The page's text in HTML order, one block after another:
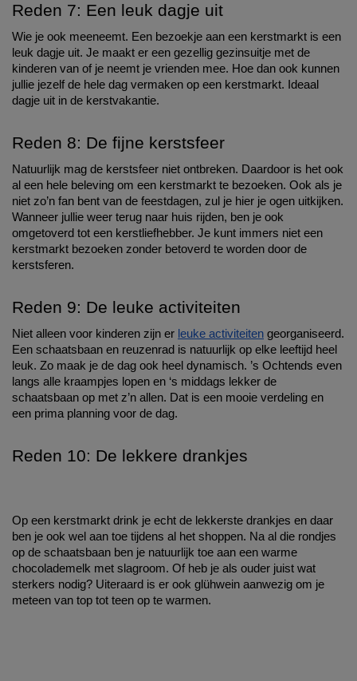
Reden 7: Een leuk dagje uit
Wie je ook meeneemt. Een bezoekje aan een kerstmarkt is een
leuk dagje uit. Je maakt er een gezellig gezinsuitje met de
kinderen van of je neemt je vrienden mee. Hoe dan ook kunnen
jullie jezelf de hele dag vermaken op een kerstmarkt. Ideaal
dagje uit in de kerstvakantie.
Reden 8: De fijne kerstsfeer
Natuurlijk mag de kerstsfeer niet ontbreken. Daardoor is het ook
al een hele beleving om een kerstmarkt te bezoeken. Ook als je
niet zo’n fan bent van de feestdagen, zul je hier je ogen uitkijken.
Wanneer jullie weer terug naar huis rijden, ben je ook
omgetoverd tot een kerstliefhebber. Je kunt immers niet een
kerstmarkt bezoeken zonder betoverd te worden door de
kerstsferen.
Reden 9: De leuke activiteiten
Niet alleen voor kinderen zijn er leuke activiteiten georganiseerd.
Een schaatsbaan en reuzenrad is natuurlijk op elke leeftijd heel
leuk. Zo maak je de dag ook heel dynamisch. ’s Ochtends even
langs alle kraampjes lopen en ‘s middags lekker de
schaatsbaan op met z’n allen. Dat is een mooie verdeling en
een prima planning voor de dag.
Reden 10: De lekkere drankjes
Op een kerstmarkt drink je echt de lekkerste drankjes en daar
ben je ook wel aan toe tijdens al het shoppen. Na al die rondjes
op de schaatsbaan ben je natuurlijk toe aan een warme
chocolademelk met slagroom. Of heb je als ouder juist wat
sterkers nodig? Uiteraard is er ook glühwein aanwezig om je
meteen van top tot teen op te warmen.